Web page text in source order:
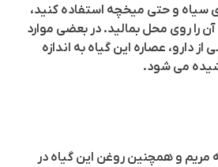
سیاه و حتی میخچه استفاده کنید،
را روی محل بمالید. در بعضی موارد
دارو، عصاره این گیاه به اندازه
می شود.
مریم و همچنین روغن این گیاه در